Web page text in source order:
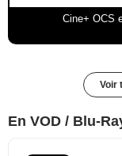
Cine+ OCS
Voir
En VOD / Blu-